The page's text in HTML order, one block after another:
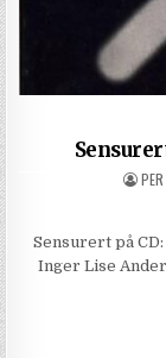
Sensurert på
Inger Lise